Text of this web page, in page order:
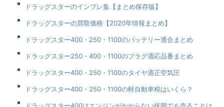
ドラッグスターのインプレ集【まとめ保存版】
ドラッグスターの買取価格【2020年情報まとめ】
ドラッグスター400・250・1100のバッテリー適合まとめ
ドラッグスター250・400・1100のプラグ適応品番まとめ
ドラッグスター400・250・1100のタイヤ適正空気圧
ドラッグスター400・250・1100の軽自動車税はいくら？